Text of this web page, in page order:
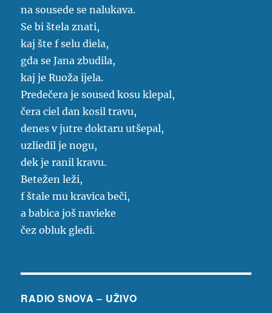
na sousede se nalukava.
Se bi štela znati,
kaj šte f selu diela,
gda se Jana zbudila,
kaj je Ruoža ijela.
Predečera je soused kosu klepal,
čera ciel dan kosil travu,
denes v jutre doktaru utšepal,
uzliedil je nogu,
dek je ranil kravu.
Betežen leži,
f štale mu kravica beči,
a babica još navieke
čez obluk gledi.
RADIO SNOVA – UŽIVO